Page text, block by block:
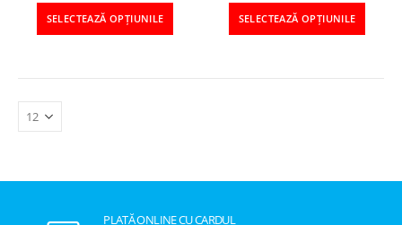
SELECTEAZĂ OPȚIUNILE SELECTEAZĂ OPȚIUNILE
PLATĂ ONLINE CU CARDUL